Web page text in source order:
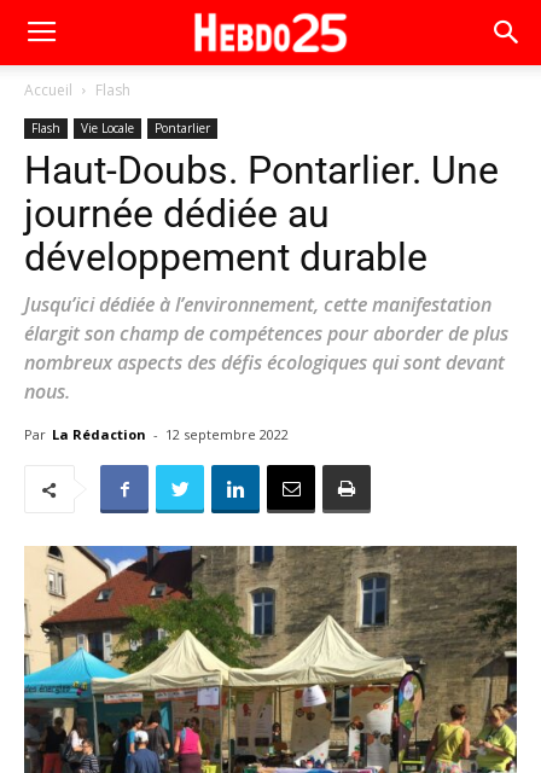
Accueil Flash
Flash Vie Locale Pontarlier
Haut-Doubs. Pontarlier. Une
journée dédiée au
développement durable
Jusqu’ici dédiée à l’environnement, cette manifestation
élargit son champ de compétences pour aborder de plus
nombreux aspects des défis écologiques qui sont devant
nous.
Par La Rédaction - 12 septembre 2022